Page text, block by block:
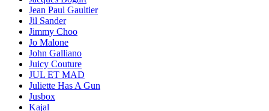
Jean Paul Gaultier
Jil Sander
Jimmy Choo
Jo Malone
John Galliano
Juicy Couture
JUL ET MAD
Juliette Has A Gun
Jusbox
Kajal